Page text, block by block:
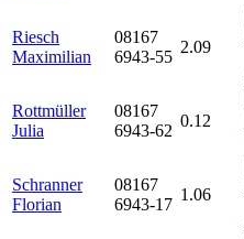
Riesch
Maximilian
08167
6943-55
2.09
Rottmüller
Julia
08167
6943-62
0.12
Schranner
Florian
08167
6943-17
1.06